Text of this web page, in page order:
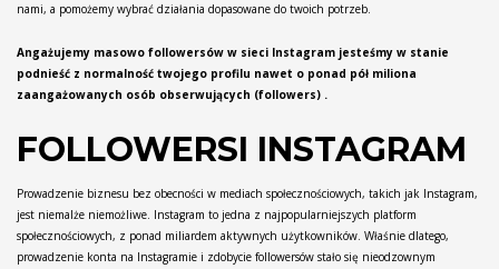
nami, a pomożemy wybrać działania dopasowane do twoich potrzeb.
Angażujemy masowo followersów w sieci Instagram jesteśmy w stanie
podnieść z normalność twojego profilu nawet o ponad pół miliona
zaangażowanych osób obserwujących (followers) .
FOLLOWERSI INSTAGRAM
Prowadzenie biznesu bez obecności w mediach społecznościowych, takich jak Instagram,
jest niemalże niemożliwe. Instagram to jedna z najpopularniejszych platform
społecznościowych, z ponad miliardem aktywnych użytkowników. Właśnie dlatego,
prowadzenie konta na Instagramie i zdobycie followersów stało się nieodzownym